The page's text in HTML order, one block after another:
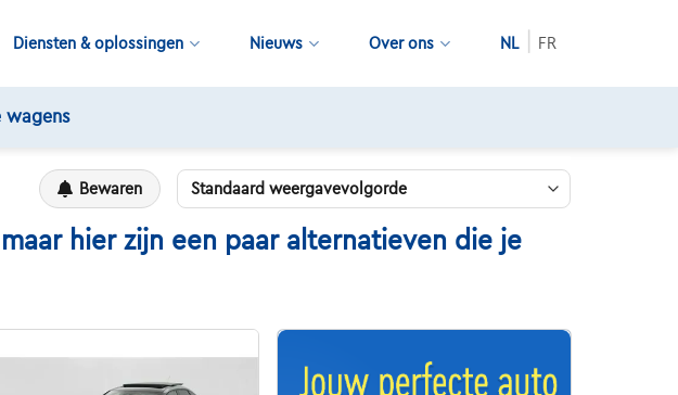
Diensten & oplossingen Nieuws Over ons NL FR
wagens
Bewaren
hier zijn een paar alternatieven die je